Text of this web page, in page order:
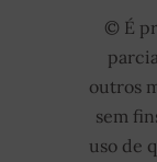
© É
outros
sem
uso de